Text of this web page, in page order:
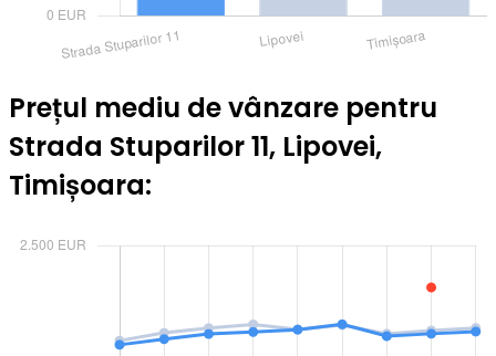
Prețul mediu de vânzare pentru
Strada Stuparilor 11, Lipovei,
Timișoara: